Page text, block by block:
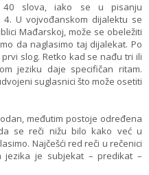
40 slova, iako se u pisanju
U vojvođanskom dijalektu se
Mađarskoj, može se obeležiti
da naglasimo taj dijalekat. Po
slog. Retko kad se nađu tri ili
jeziku daje specifičan ritam.
suglasnici što može osetiti
međutim postoje određena
se reči nižu bilo kako već u
Najčešći red reči u rečenici
jezika je subjekat – predikat –